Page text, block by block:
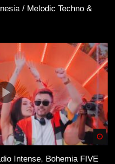
/ Melodic Techno &
Intense, Bohemia FIVE